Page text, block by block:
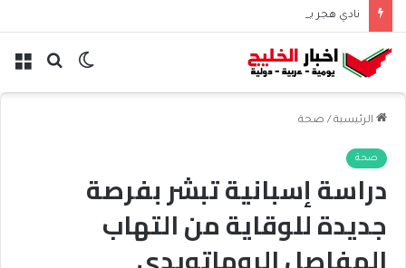
نادي هجر يعلن التعاقد مع المدافع الجزائري “أيوب دربال”
بحث الوضع
الرئيسية / صحة
صحة
دراسة إسبانية تبشر بفرصة
جديدة للوقاية من التهاب